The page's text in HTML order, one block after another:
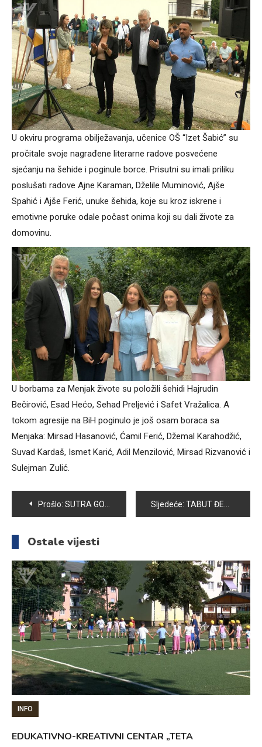
U okviru programa obilježavanja, učenice OŠ “Izet Šabić” su
pročitale svoje nagrađene literarne radove posvećene
sjećanju na šehide i poginule borce. Prisutni su imali priliku
poslušati radove Ajne Karaman, Dželile Muminović, Ajše
Spahić i Ajše Ferić, unuke šehida, koje su kroz iskrene i
emotivne poruke odale počast onima koji su dali živote za
domovinu.
U borbama za Menjak živote su položili šehidi Hajrudin
Bečirović, Esad Hećo, Sehad Preljević i Safet Vražalica. A
tokom agresije na BiH poginulo je još osam boraca sa
Menjaka: Mirsad Hasanović, Ćamil Ferić, Džemal Karahodžić,
Suvad Kardaš, Ismet Karić, Adil Menzilović, Mirsad Rizvanović i
Sulejman Zulić.
Navigacija
članaka
Prošlo: SUTRA GODIŠNJICA BITKE ZA MENJAK Sljedeće: TABUT ĐEME HADŽIĆA STIGAO U RODNE TIHOVIĆE: SJEĆANJE NA ŽRTVE NE BLIJEDI
Ostale vijesti
INFO
EDUKATIVNO-KREATIVNI CENTAR „TETA